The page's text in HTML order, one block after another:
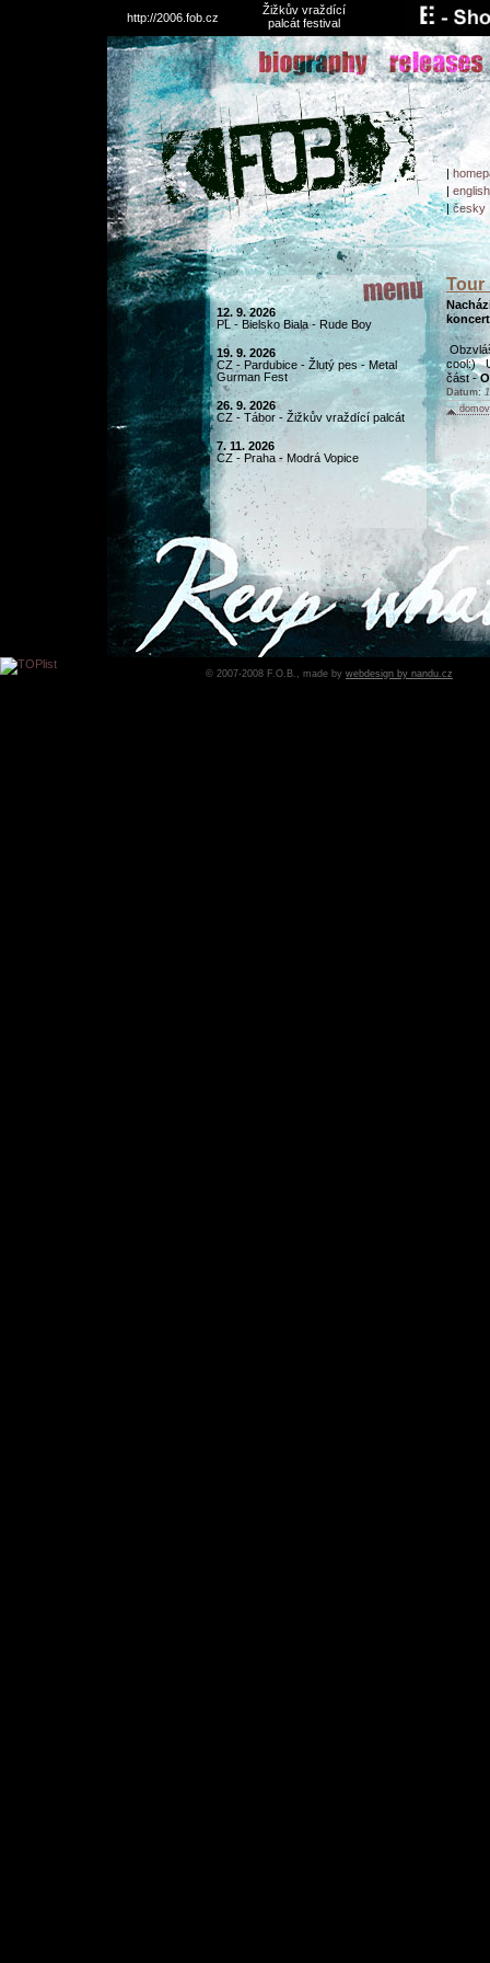
http://2006.fob.cz
Žižkův vraždící
palcát festival
|
| english
|česky
12. 9. 2026
PL - Bielsko Biala - Rude Boy
19. 9. 2026
CZ - Pardubice - Žlutý pes - Metal
Gurman Fest
26. 9. 2026
CZ - Tábor - Žižkův vraždící palcát
7. 11. 2026
CZ - Praha - Modrá Vopice
Tour
cool:)
část -
Datum:
© 2007-2008 F.O.B., made by webdesign by nandu.cz